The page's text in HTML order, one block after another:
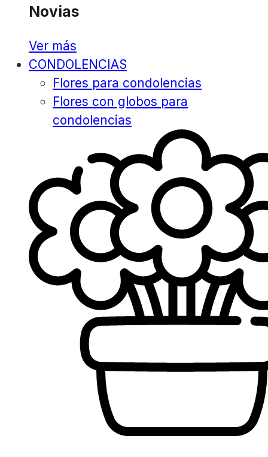
Novias
Ver más
CONDOLENCIAS
Flores para condolencias
Flores con globos para
condolencias